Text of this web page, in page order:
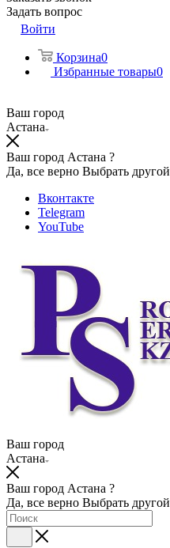
Задать вопрос
Войти
Корзина0
Избранные товары0
Ваш город
Астана
Ваш город Астана ?
Да, все верно Выбрать другой
Вконтакте
Telegram
YouTube
Ваш город
Астана
Ваш город Астана ?
Да, все верно Выбрать другой